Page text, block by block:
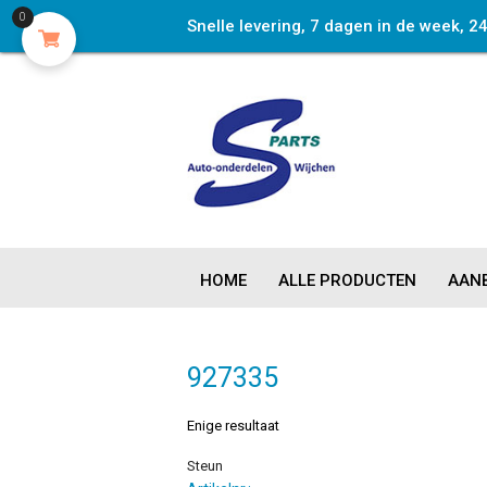
Snelle levering, 7 dagen in de week,
HOME ALLE PRODUCTEN
927335
Enige resultaat
Steun
0